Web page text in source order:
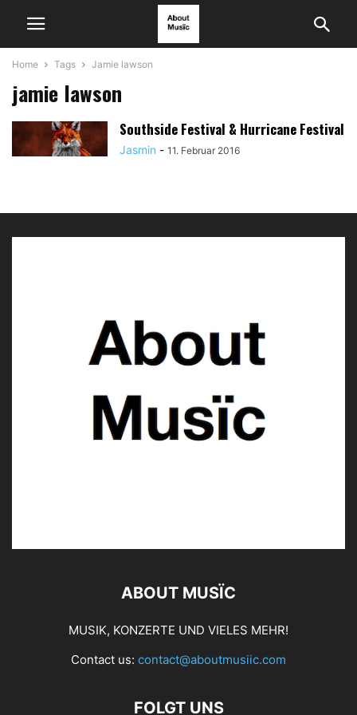
Home Tags Jamie lawson
jamie lawson
Southside Festival & Hurricane Festival
Jasmin - 11. Februar 2016
ABOUT MUSÏC
MUSIK, KONZERTE UND VIELES MEHR!
Contact us: contact@aboutmusiic.com
FOLGT UNS